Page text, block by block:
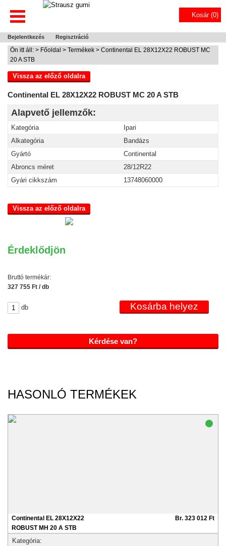
Kosár (0)
Bejelentkezés Regisztráció
Ön itt áll: > Főoldal > Termékek > Continental EL 28X12X22 ROBUST MC
20 A STB
Vissza az előző oldalra
Continental EL 28X12X22 ROBUST MC 20 A STB
Alapvető jellemzők:
Kategória
Ipari
Alkategória
Bandázs
Gyártó
Continental
Abroncs méret
28/12R22
Gyári cikkszám
13748060000
Vissza az előző oldalra
Érdeklődjön
Bruttó termékár:
327 755 Ft / db
db
Kérdése van?
HASONLÓ TERMÉKEK
Continental EL 28X12X22
ROBUST MH 20 A STB
Br. 323 012 Ft
Kategória: